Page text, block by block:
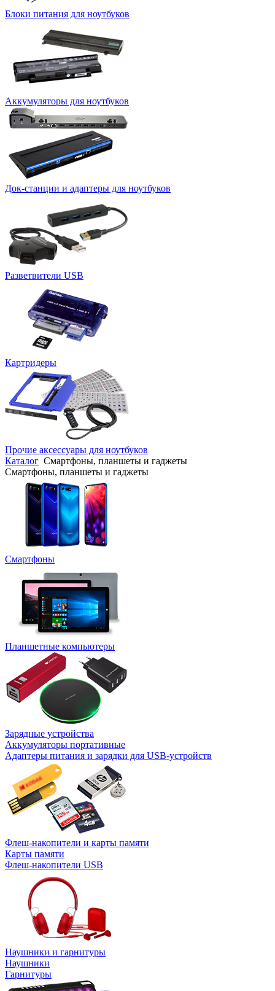
Блоки питания для ноутбуков
Аккумуляторы для ноутбуков
Док-станции и адаптеры для ноутбуков
Разветвители USB
Картридеры
Прочие аксессуары для ноутбуков
Каталог Смартфоны, планшеты и гаджеты
Смартфоны, планшеты и гаджеты
Смартфоны
Планшетные компьютеры
Зарядные устройства
Аккумуляторы портативные
Адаптеры питания и зарядки для USB-устройств
Флеш-накопители и карты памяти
Карты памяти
Флеш-накопители USB
Наушники и гарнитуры
Наушники
Гарнитуры